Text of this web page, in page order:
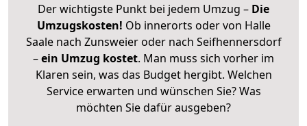
Der wichtigste Punkt bei jedem Umzug – Die
Umzugskosten! Ob innerorts oder von Halle
Saale nach Zunsweier oder nach Seifhennersdorf
–ein Umzug kostet. Man muss sich vorher im
Klaren sein, was das Budget hergibt. Welchen
Service erwarten und wünschen Sie? Was
möchten Sie dafür ausgeben?